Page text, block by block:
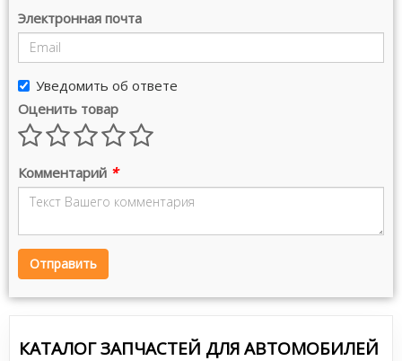
Электронная почта
Уведомить об ответе
Оценить товар
Комментарий *
Отправить
КАТАЛОГ ЗАПЧАСТЕЙ ДЛЯ АВТОМОБИЛЕЙ